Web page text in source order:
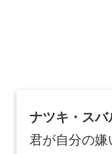
ナツキ・スバ
君が自分の嫌